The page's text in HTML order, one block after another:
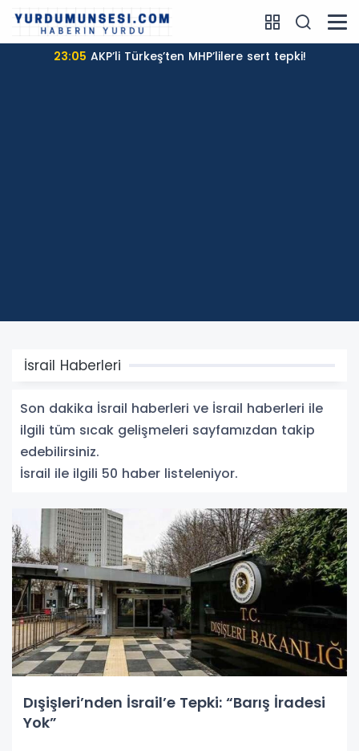
22:46İzmir'de İsmail Köybaşı için jübile maçı yapıldı:
İsrail Haberleri
Son dakika İsrail haberleri ve İsrail haberleri ile
ilgili tüm sıcak gelişmeleri sayfamızdan takip
edebilirsiniz.
İsrail ile ilgili 50 haber listeleniyor.
Dışişleri’nden İsrail’e Tepki: “Barış İradesi
Yok”